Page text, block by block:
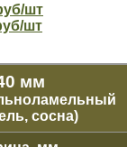
шт
шт
мм
сосна)